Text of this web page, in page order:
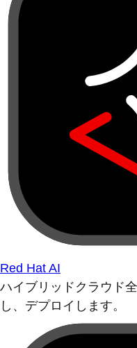
Red Hat AI
ハイブリッドクラウド
し、デプロイします。